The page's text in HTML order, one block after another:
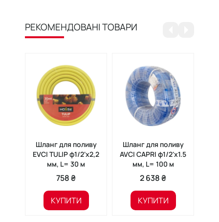
РЕКОМЕНДОВАНІ ТОВАРИ
Шланг для поливу
EVCI TULIP ф1/2'x2,2
мм, L= 30 м
758 ₴
КУПИТИ
Шланг для поливу
AVCI CAPRI ф1/2'x1.5
мм, L= 100 м
2 638 ₴
КУПИТИ